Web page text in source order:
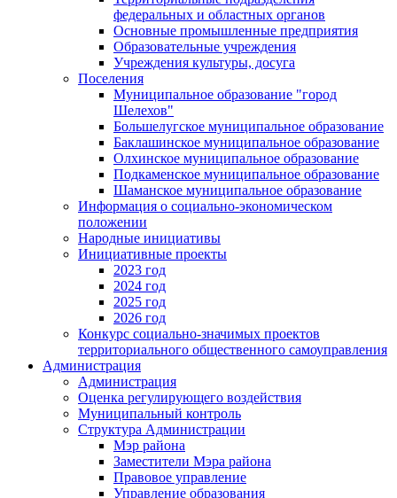
федеральных и областных органов
Основные промышленные предприятия
Образовательные учреждения
Учреждения культуры, досуга
Поселения
Муниципальное образование "город
Шелехов"
Большелугское муниципальное образование
Баклашинское муниципальное образование
Олхинское муниципальное образование
Подкаменское муниципальное образование
Шаманское муниципальное образование
Информация о социально-экономическом
положении
Народные инициативы
Инициативные проекты
2023 год
2024 год
2025 год
2026 год
Конкурс социально-значимых проектов
территориального общественного самоуправления
Администрация
Администрация
Оценка регулирующего воздействия
Муниципальный контроль
Структура Администрации
Мэр района
Заместители Мэра района
Правовое управление
Управление образования